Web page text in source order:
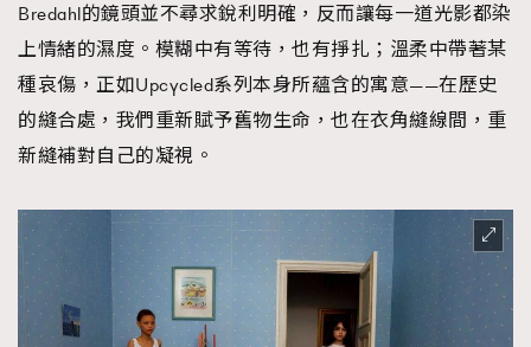
Bredahl的鏡頭並不尋求銳利明確，反而讓每一道光影都染
上情緒的濕度。模糊中有等待，也有掙扎；溫柔中帶著某
種哀傷，正如Upcycled系列本身所蘊含的寓意——在歷史
的縫合處，我們重新賦予舊物生命，也在衣角縫線間，重
新縫補對自己的凝視。